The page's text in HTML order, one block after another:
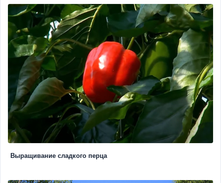
Выращивание сладкого перца